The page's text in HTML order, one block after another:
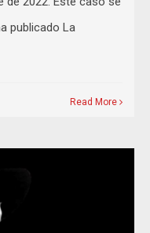
publicado La
Read More